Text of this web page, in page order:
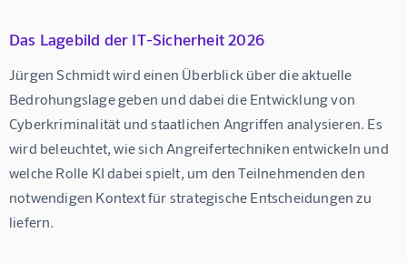
Das Lagebild der IT-Sicherheit 2026
Jürgen Schmidt wird einen Überblick über die aktuelle
Bedrohungslage geben und dabei die Entwicklung von
Cyberkriminalität und staatlichen Angriffen analysieren. Es
wird beleuchtet, wie sich Angreifertechniken entwickeln und
welche Rolle KI dabei spielt, um den Teilnehmenden den
notwendigen Kontext für strategische Entscheidungen zu
liefern.